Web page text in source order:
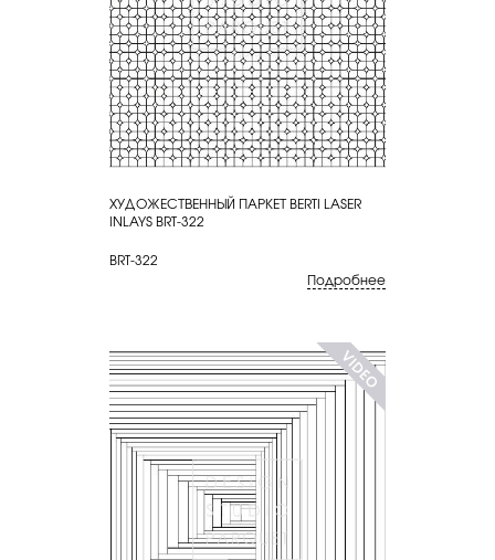
КУПИТЬ
ХУДОЖЕСТВЕННЫЙ ПАРКЕТ BERTI LASER
INLAYS BRT-322
BRT-322
Подробнее